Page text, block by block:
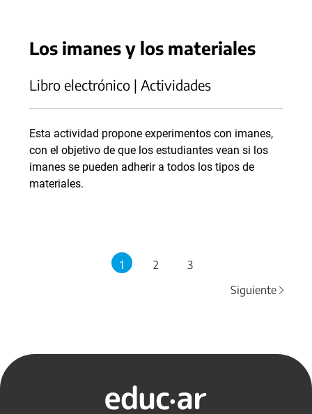
Los imanes y los materiales
Libro electrónico | Actividades
Esta actividad propone experimentos con imanes,
con el objetivo de que los estudiantes vean si los
imanes se pueden adherir a todos los tipos de
materiales.
1 2
3
Siguiente